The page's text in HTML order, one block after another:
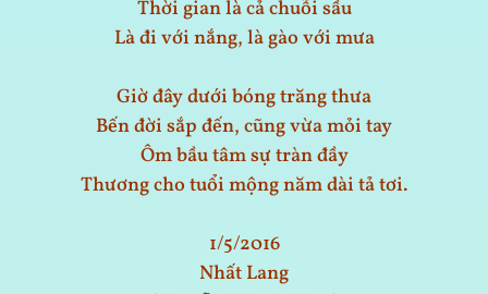
Thời gian là cả chuỗi sầu
Là đi với nắng, là gào với mưa
Giờ đây dưới bóng trăng thưa
Bến đời sắp đến, cũng vừa mỏi tay
Ôm bầu tâm sự tràn đầy
Thương cho tuổi mộng năm dài tả tơi.
1/5/2016
Nhất Lang